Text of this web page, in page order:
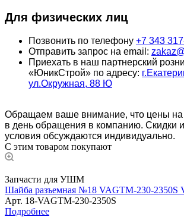
Для физических лиц
Позвонить по телефону +7 343
Отправить запрос на email:
Приехать в наш партнерский
«ЮникСтрой» по адресу:
ул.Окружная, 88 Ю
Обращаем ваше внимание, что цены на
в день обращения в компанию. Скидки
условия обсуждаются индивидуально.
С этим товаром покупают
Запчасти для УШМ
Шайба разъемная №18 VAGTM-230-2350S
Арт. 18-VAGTM-230-2350S
Подробнее